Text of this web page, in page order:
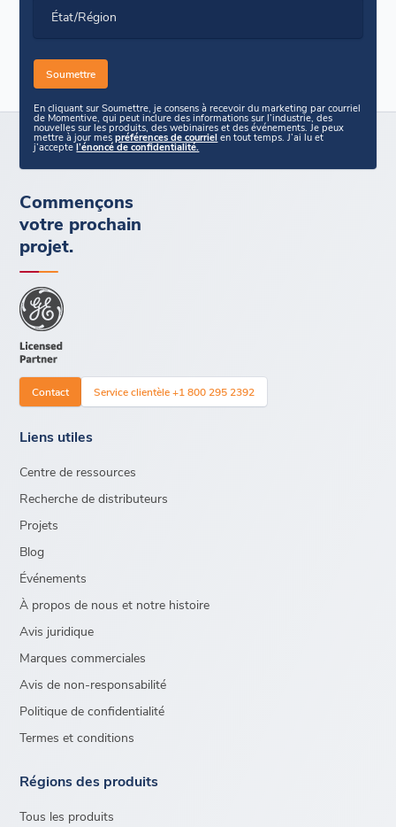
État/Région
En cliquant sur Soumettre, je consens à recevoir du marketing par courriel
de Momentive, qui peut inclure des informations sur l’industrie, des
nouvelles sur les produits, des webinaires et des événements. Je peux
mettre à jour mespréférences de courriel en tout temps. J’ai lu et
j’acceptel’énoncé de confidentialité.
Commençons
votre prochain
projet.
Contact Service clientèle +1 800 295 2392
Liens utiles
Centre de ressources
Recherche de distributeurs
Projets
Blog
Événements
À propos de nous et notre histoire
Avis juridique
Marques commerciales
Avis de non-responsabilité
Politique de confidentialité
Termes et conditions
Régions des produits
Tous les produits